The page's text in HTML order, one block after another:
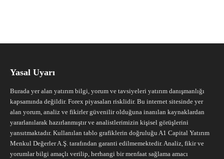
Yasal Uyarı
Burada yer alan yatırım bilgi, yorum ve tavsiyeleri yatırım danışmanlığı
kapsamında değildir. Forex piyasaları risklidir. Bu internet sitesinde yer
alan yorum, analiz ve fikirler güvenilir olduğuna inanılan kaynaklardan
yararlanılarak hazırlanmıştır ve analistlerimizin kişisel görüşlerini
yansıtmaktadır. Kullanılan tablo grafiklerin doğruluğu A1 Capital Yatırım
Menkul Değerler A.Ş. tarafından garanti edilmemektedir. Analiz, fikir ve
yorumlar bilgi amaçlı verilip, herhangi bir menfaat sağlama amacı